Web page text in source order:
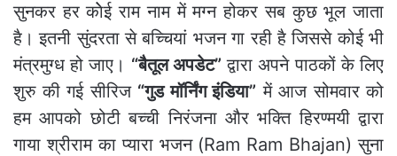
सुनकर हर काेेई राम नाम में मग्‍न होकर सब कुछ भूल जाता
है। इतनी सुंदरता से बच्चियां भजन गा रही है जिससे कोई भी
मंत्रमुग्‍ध हो जाए। “बैतूल अपडेट” द्वारा अपने पाठकों के लिए
शुरु की गई सीरिज “गुड मॉर्निंग इंडिया” में आज सोमवार को
हम आपको छोटी बच्‍ची निरंजना और भक्ति हिरण्मयी द्वारा
गाया श्रीराम का प्‍यारा भजन (Ram Ram Bhajan) सुना